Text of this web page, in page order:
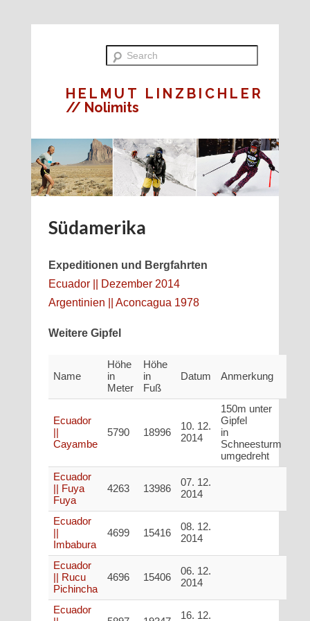
HELMUT LINZBICHLER
// Nolimits
Südamerika
Expeditionen und Bergfahrten
Ecuador || Dezember 2014
Argentinien || Aconcagua 1978
Weitere Gipfel
Name
Höhe
in
Meter
Höhe
in
Fuß
Datum Anmerkung
Ecuador
Cayambe
5790 18996
10. 12.
2014
150m unter
Gipfel
in
Schneesturm
umgedreht
Ecuador
|| Fuya
Fuya
4263 13986
07. 12.
2014
Ecuador
Imbabura
4699 15416
08. 12.
2014
Ecuador
|| Rucu
Pichincha
4696 15406
06. 12.
2014
Ecuador
16. 12.